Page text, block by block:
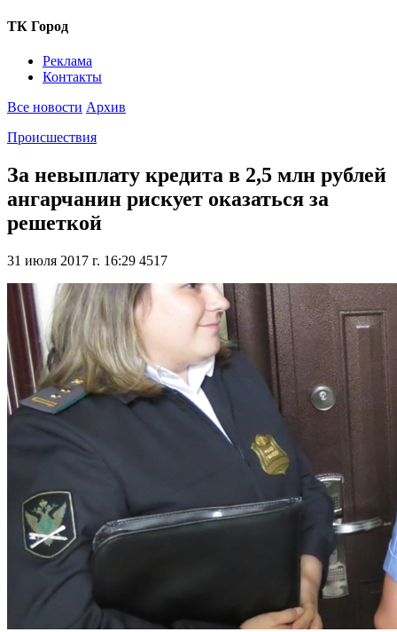
ТК Город
Реклама
Контакты
Все новости Архив
Происшествия
За невыплату кредита в 2,5 млн рублей
ангарчанин рискует оказаться за
решеткой
31 июля 2017 г. 16:29 4517